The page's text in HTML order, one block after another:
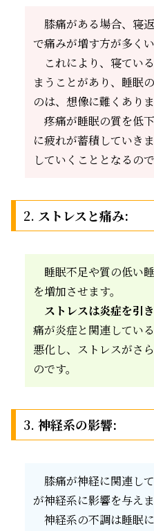
膝痛がある場合、寝
で痛みが増す方が多くい
これにより、寝てい
まうことがあり、睡眠
のは、想像に難くありま
疼痛が睡眠の質を低
に疲れが蓄積していき
していくこととなるので
2. ストレスと痛み:
睡眠不足や質の低い
を増加させます。
ストレスは炎症を引
痛が炎症と関連してい
悪化し、ストレスがさ
のです。
3. 神経系の影響:
膝痛が神経に関連し
が神経系に影響を与えま
神経系の不調は睡眠